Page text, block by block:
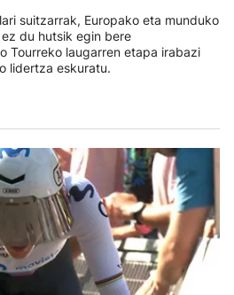
suitzarrak, Europako eta munduko
du hutsik egin bere
Tourreko laugarren etapa irabazi
lidertza eskuratu.